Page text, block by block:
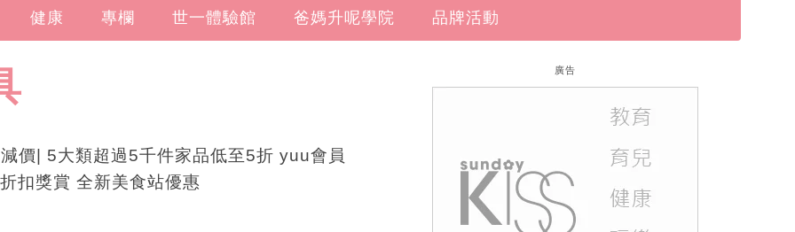
健康 專欄 世一體驗館 爸媽升呢學院 品牌活動
價| 5大類超過5千件家品低至5折 yuu會員
扣獎賞 全新美食站優惠
廣告